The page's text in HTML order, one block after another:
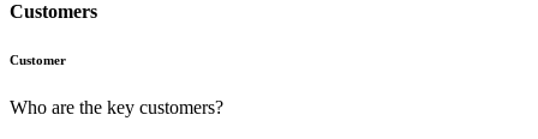
Customers
Customer
Who are the key customers?